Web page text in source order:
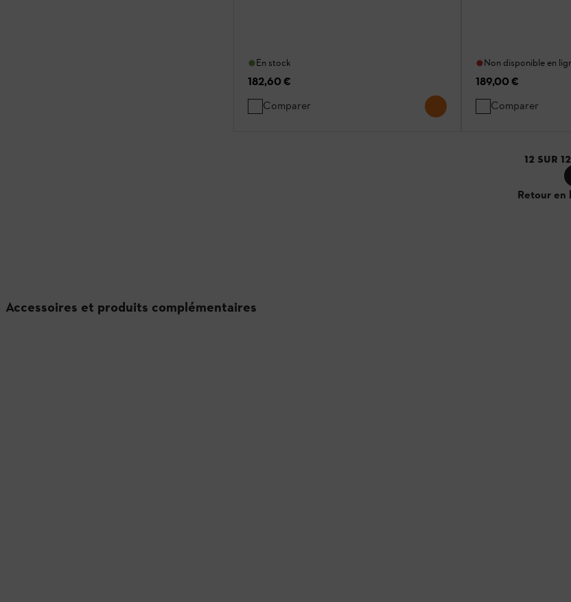
En stock
182,60 €
Comparer
Non disponible en
189,00 €
Comparer
12 SUR 12
Retour en
Accessoires et produits complémentaires